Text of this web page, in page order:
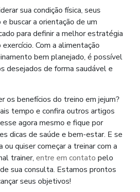
sua condição física, seus
buscar a orientação de um
para definir a melhor estratégia
Com a alimentação
bem planejado, é possível
desejados de forma saudável e
os benefícios do treino em jejum?
tempo e confira outros artigos
agora mesmo e fique por
dicas de saúde e bem-estar. E se
ou quiser começar a treinar com a
trainer, entre em contato pelo
sua consulta. Estamos prontos
seus objetivos!